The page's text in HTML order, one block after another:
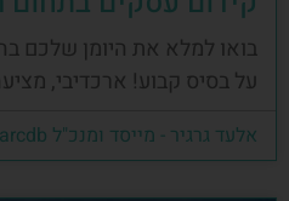
בואו למלא את היומן שלכם
על בסיס קבוע! ארכדיבי,
אלעד גרגיר - מייסד ומנכ"ל arcdb